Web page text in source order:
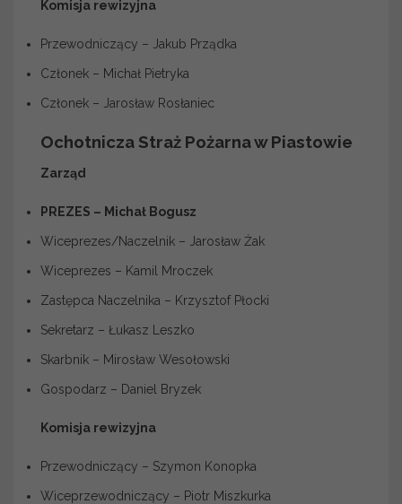
Komisja rewizyjna
Przewodniczący – Jakub Prządka
Członek – Michał Pietryka
Członek – Jarosław Rosłaniec
Ochotnicza Straż Pożarna w Piastowie
Zarząd
PREZES – Michał Bogusz
Wiceprezes/Naczelnik – Jarosław Żak
Wiceprezes – Kamil Mroczek
Zastępca Naczelnika – Krzysztof Płocki
Sekretarz – Łukasz Leszko
Skarbnik – Mirosław Wesołowski
Gospodarz – Daniel Bryzek
Komisja rewizyjna
Przewodniczący – Szymon Konopka
Wiceprzewodniczący – Piotr Miszkurka